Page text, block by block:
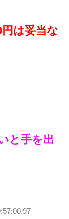
は妥当な
と手を出